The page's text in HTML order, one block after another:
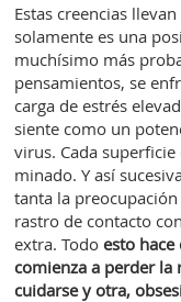
Estas creencias
solamente es una
muchísimo más
pensamientos, se
carga de estrés
siente como un
virus. Cada
minado. Y así
tanta la
rastro de contacto
extra. Todoesto
comienza a perder la
cuidarse y otra,